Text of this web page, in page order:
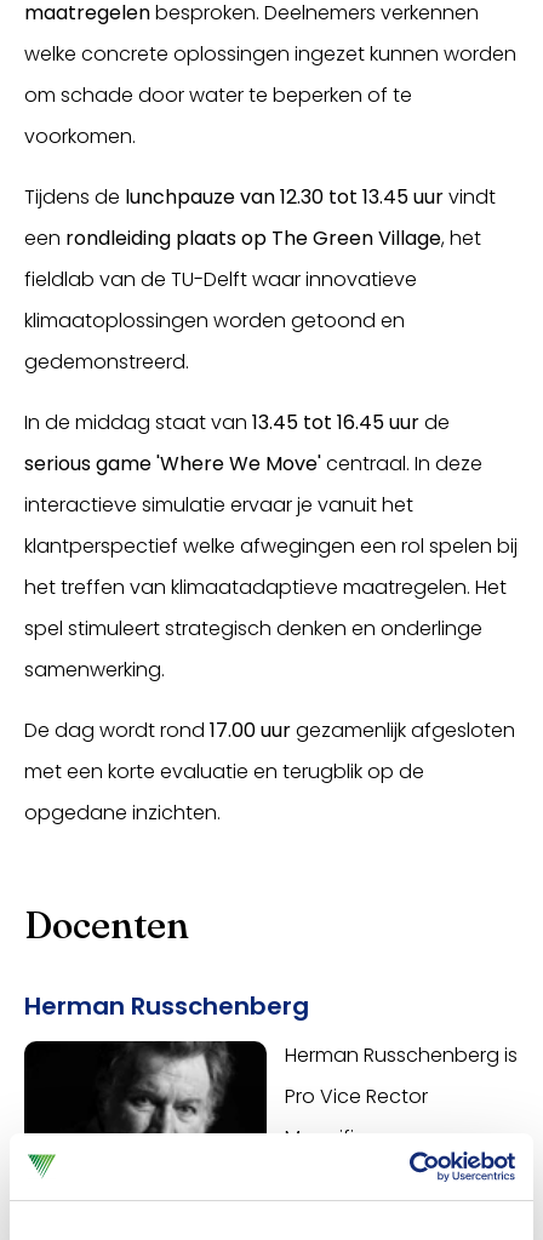
maatregelenbesproken. Deelnemers verkennen
welke concrete oplossingen ingezet kunnen worden
om schade door water te beperken of te
voorkomen.
Tijdens de lunchpauze van 12.30 tot 13.45 uurvindt
een rondleiding plaats op The Green Village, het
fieldlab van de TU-Delft waar innovatieve
klimaatoplossingen worden getoond en
gedemonstreerd.
In de middag staat van 13.45 tot 16.45 uurde
serious game 'Where We Move'centraal. In deze
interactieve simulatie ervaar je vanuit het
klantperspectief welke afwegingen een rol spelen bij
het treffen van klimaatadaptieve maatregelen. Het
spel stimuleert strategisch denken en onderlinge
samenwerking.
De dag wordt rond 17.00 uurgezamenlijk afgesloten
met een korte evaluatie en terugblik op de
opgedane inzichten.
Docenten
Herman Russchenberg
Herman Russchenberg is
Pro Vice Rector
Magnificus voor
Klimaatactie, een van